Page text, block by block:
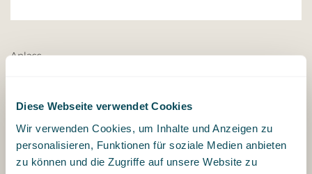
Diese Webseite verwendet Cookies
Wir verwenden Cookies, um Inhalte und Anzeigen zu
personalisieren, Funktionen für soziale Medien anbieten
zu können und die Zugriffe auf unsere Website zu
Anlass
Anlassdatum